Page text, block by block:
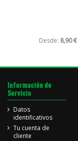
Desde: 8,90 €
Información de
Servicio
Datos
identificativos
Tu cuenta de
cliente